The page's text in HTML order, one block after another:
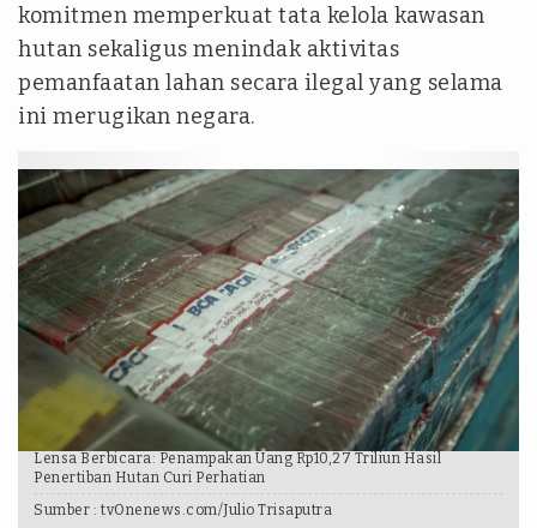
komitmen memperkuat tata kelola kawasan
hutan sekaligus menindak aktivitas
pemanfaatan lahan secara ilegal yang selama
ini merugikan negara.
Lensa Berbicara: Penampakan Uang Rp10,27 Triliun Hasil
Penertiban Hutan Curi Perhatian
Sumber : tvOnenews.com/Julio Trisaputra